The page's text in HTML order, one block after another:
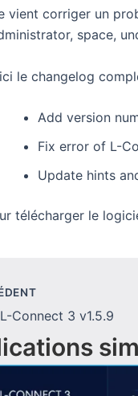
vient corriger un
space,
le changelog
Add version
Fix error of L-
Update hints
télécharger le
Connect 3 v1.5.9